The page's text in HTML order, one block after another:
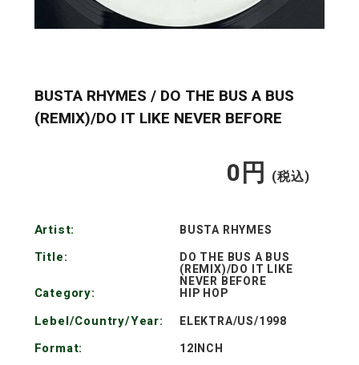
BUSTA RHYMES / DO THE BUS A BUS
(REMIX)/DO IT LIKE NEVER BEFORE
0円 (税込)
Artist: BUSTA RHYMES
Title: DO THE BUS A BUS
(REMIX)/DO IT LIKE
NEVER BEFORE
Category: HIP HOP
Lebel/Country/Year: ELEKTRA/US/1998
Format: 12INCH